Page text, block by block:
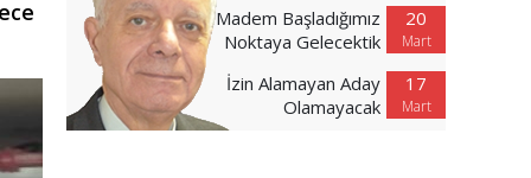
20
Mart
Madem Başladığımız
Noktaya Gelecektik
17
Mart
İzin Alamayan Aday
Olamayacak